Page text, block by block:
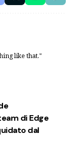
like that."
di Edge
dal